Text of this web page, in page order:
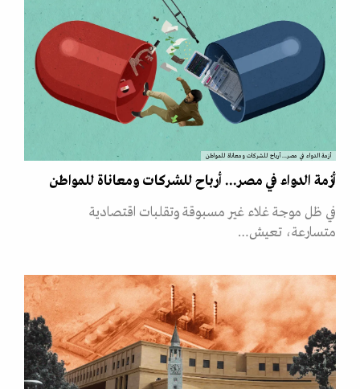
أزمة الدواء في مصر... أرباح للشركات ومعاناة للمواطن
أزمة الدواء في مصر... أرباح للشركات ومعاناة للمواطن
في ظل موجة غلاء غير مسبوقة وتقلبات اقتصادية
متسارعة، تعيش…